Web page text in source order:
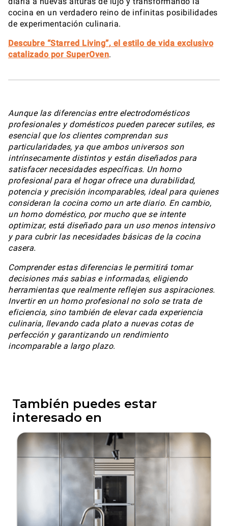
cocina en un verdadero reino de infinitas posibilidades
de experimentación culinaria.
Descubre “Starred Living”, el estilo de vida exclusivo
catalizado por SuperOven.
Aunque las diferencias entre electrodomésticos
profesionales y domésticos pueden parecer sutiles, es
esencial que los clientes comprendan sus
particularidades, ya que ambos universos son
intrínsecamente distintos y están diseñados para
satisfacer necesidades específicas. Un horno
profesional para el hogar ofrece una durabilidad,
potencia y precisión incomparables, ideal para quienes
consideran la cocina como un arte diario. En cambio,
un horno doméstico, por mucho que se intente
optimizar, está diseñado para un uso menos intensivo
y para cubrir las necesidades básicas de la cocina
casera.
Comprender estas diferencias le permitirá tomar
decisiones más sabias e informadas, eligiendo
herramientas que realmente reflejen sus aspiraciones.
Invertir en un horno profesional no solo se trata de
eficiencia, sino también de elevar cada experiencia
culinaria, llevando cada plato a nuevas cotas de
perfección y garantizando un rendimiento
incomparable a largo plazo.
También puedes estar
interesado en